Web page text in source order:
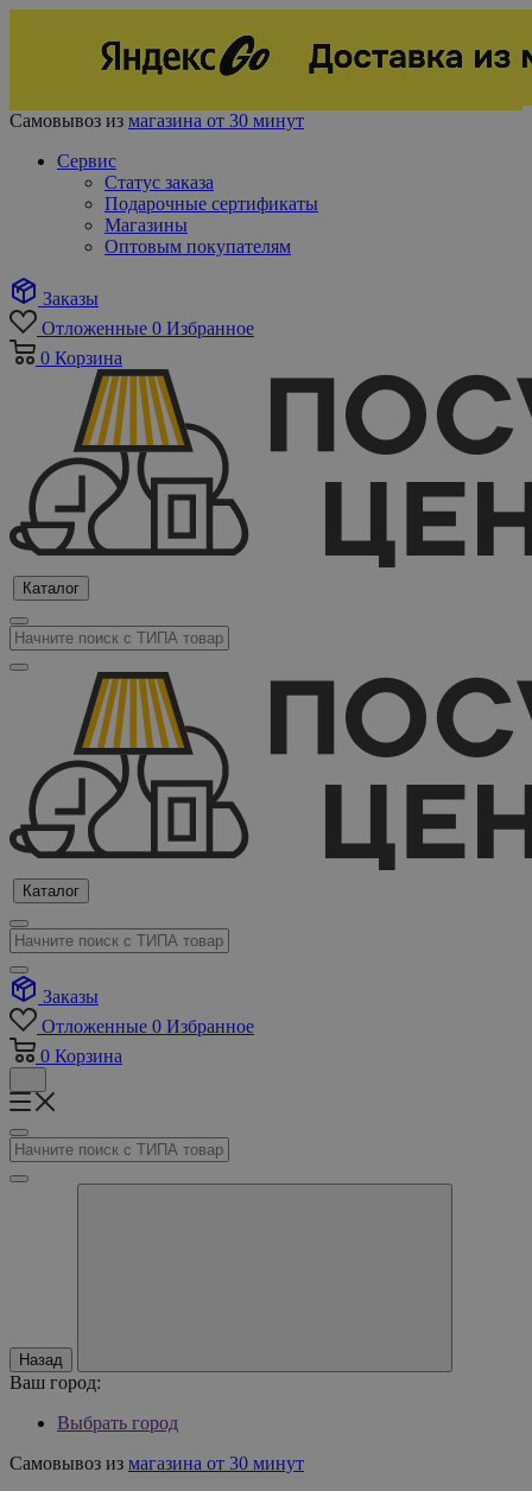
Самовывоз из магазина от 30 минут
Сервис
Статус заказа
Подарочные сертификаты
Магазины
Оптовым покупателям
Заказы
Отложенные 0 Избранное
0 Корзина
Каталог
Каталог
Заказы
Отложенные 0 Избранное
0 Корзина
Назад
Ваш город:
Выбрать город
Самовывоз из магазина от 30 минут